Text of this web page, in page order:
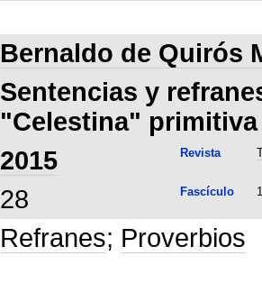
Bernaldo de Quirós
Sentencias y
"Celestina" primitiva
2015 Revista
28 Fascículo 1
Refranes; Proverbios